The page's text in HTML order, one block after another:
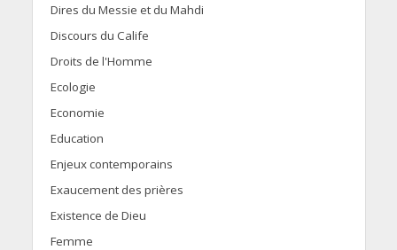
Dires du Messie et du Mahdi
Discours du Calife
Droits de l'Homme
Ecologie
Economie
Education
Enjeux contemporains
Exaucement des prières
Existence de Dieu
Femme